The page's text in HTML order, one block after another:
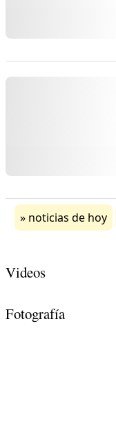
noticias de hoy
Videos
Fotografía